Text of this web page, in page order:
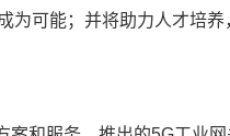
为可能；并将助力人才培